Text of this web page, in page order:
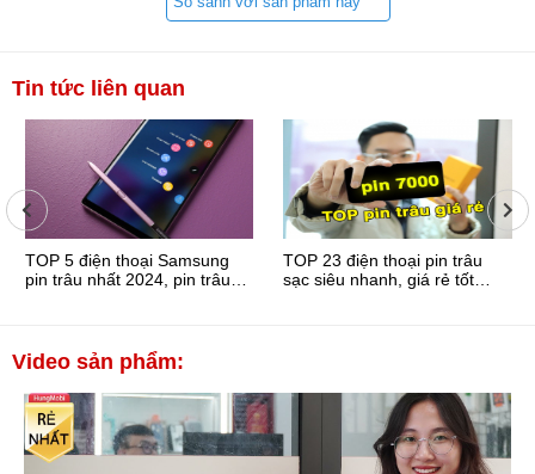
Tin tức liên quan
TOP 5 điện thoại Samsung
pin trâu nhất 2024, pin trâu
TOP 23 điện thoại pin trâu
sạc siêu nhanh, giá rẻ tốt
Video sản phẩm: